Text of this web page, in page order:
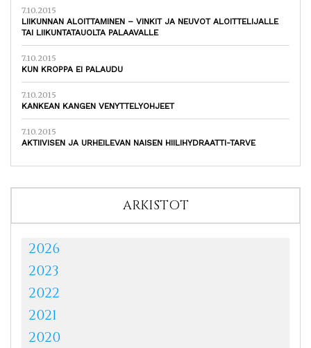
7.10.2015
LIIKUNNAN ALOITTAMINEN – VINKIT JA NEUVOT ALOITTELIJALLE
TAI LIIKUNTATAUOLTA PALAAVALLE
7.10.2015
KUN KROPPA EI PALAUDU
7.10.2015
KANKEAN KANGEN VENYTTELYOHJEET
7.10.2015
AKTIIVISEN JA URHEILEVAN NAISEN HIILIHYDRAATTI-TARVE
ARKISTOT
2026
2023
2022
2021
2020